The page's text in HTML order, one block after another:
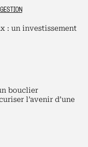
GESTION
: un investissement
bouclier
l’avenir d’une